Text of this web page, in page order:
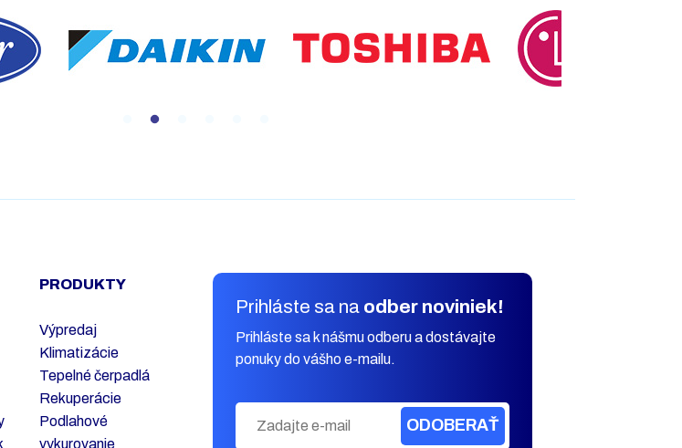
PRODUKTY
Výpredaj
Klimatizácie
Tepelné čerpadlá
Rekuperácie
Podlahové
vykurovanie
Prihláste sa na odber noviniek!
Prihláste sa k nášmu odberu a dostávajte
ponuky do vášho e-mailu.
ODOBERAŤ